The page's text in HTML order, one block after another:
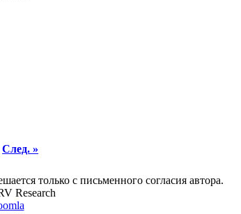
След. »
только с письменного согласия автора.
Research